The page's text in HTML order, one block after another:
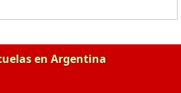
en Argentina